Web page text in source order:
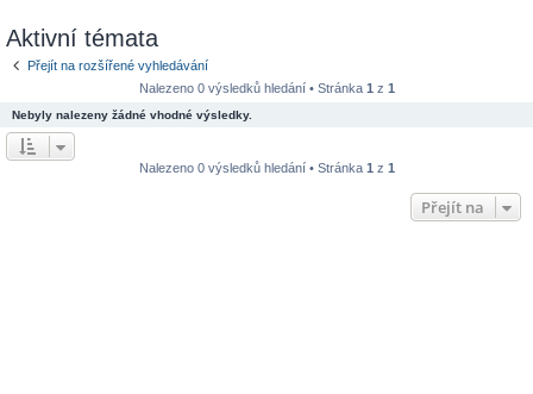
Aktivní témata
Přejít na rozšířené vyhledávání
Nalezeno 0 výsledků hledání • Stránka 1 z 1
Nebyly nalezeny žádné vhodné výsledky.
Nalezeno 0 výsledků hledání • Stránka 1 z 1
Přejít na